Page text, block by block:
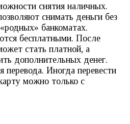
снятия наличных.
снимать деньги без
банкоматах.
бесплатными. После
стать платной, а
дополнительных денег.
перевода. Иногда перевести
можно только с